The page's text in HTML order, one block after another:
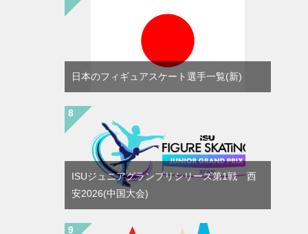
日本のフィギュアスケート選手一覧(新)
ISUジュニアグランプリシリーズ第1戦 西
安2026(中国大会)